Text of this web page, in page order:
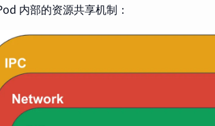
内部的资源共享机制：